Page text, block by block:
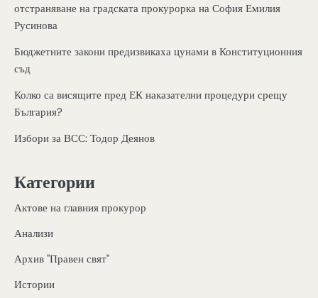
отстраняване на градската прокурорка на София Емилия
Русинова
Бюджетните закони предизвикаха цунами в Конституционния
съд
Колко са висящите пред ЕК наказателни процедури срещу
България?
Избори за ВСС: Тодор Деянов
Категории
Актове на главния прокурор
Анализи
Архив "Правен свят"
Истории